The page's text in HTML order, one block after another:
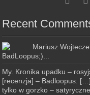
Recent
Mariusz
BadLoopus;)...
My. Kronika upadku –
[recenzja] – Badloopus:
tylko w gorzko –